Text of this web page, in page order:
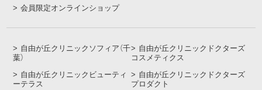
会員限定オンラインショップ
自由が丘クリニックソフィア（千
葉）
自由が丘クリニックドクターズ
コスメティクス
自由が丘クリニックビューティ
ーテラス
自由が丘クリニックドクターズ
プロダクト